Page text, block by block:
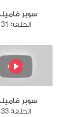
سوبر
الحلقة 31
سوبر
الحلقة 33